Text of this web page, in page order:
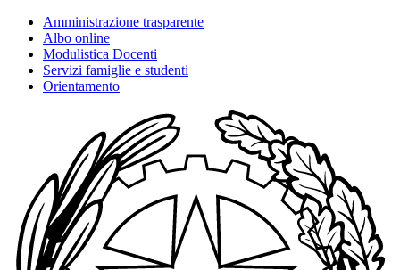
Amministrazione trasparente
Albo online
Modulistica Docenti
Servizi famiglie e studenti
Orientamento